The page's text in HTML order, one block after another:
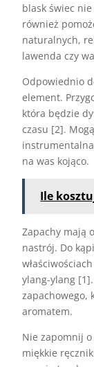
blask świec
również
naturalnych,
lawenda czy
Odpowiednio
element.
która będzie
czasu [2].
na was kojąco.
Ile
Zapachy mają
nastrój. Do
ylang-ylang
zapachowego,
aromatem.
Nie zapomnij
miękkie